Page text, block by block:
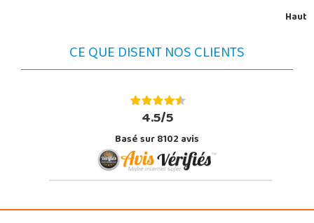
Haut
CE QUE DISENT NOS CLIENTS
4.5/5
Basé sur 8102 avis